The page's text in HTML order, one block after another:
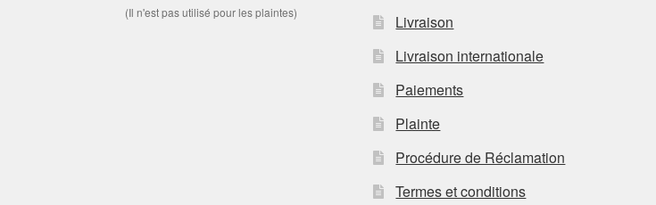
(Il n'est pas utilisé pour les plaintes)
Livraison
Livraison internationale
Paiements
Plainte
Procédure de Réclamation
Termes et conditions